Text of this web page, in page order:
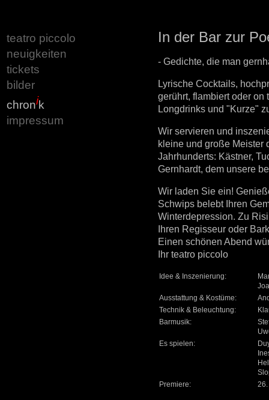
teatro piccolo
neuigkeiten
tickets
bilder
chronik
impressum
In der Bar zur
- Gedichte, die man
Lyrische Cocktails,
gerührt, flambiert oder on
Longdrinks und "Kurze"
Wir servieren und
kleine und große Meister
Jahrhunderts: Kästner,
Gernhardt, dem unsere
Wir laden Sie ein!
Schwips belebt Ihren
Winterdepression. Zu
Ihren Regisseur oder
Einen schönen Abend
Ihr teatro piccolo
Idee & Inszenierung:
Ausstattung & Kostüme:
Technik & Beleuchtung:
Barmusik:
Es spielen:
Premiere: